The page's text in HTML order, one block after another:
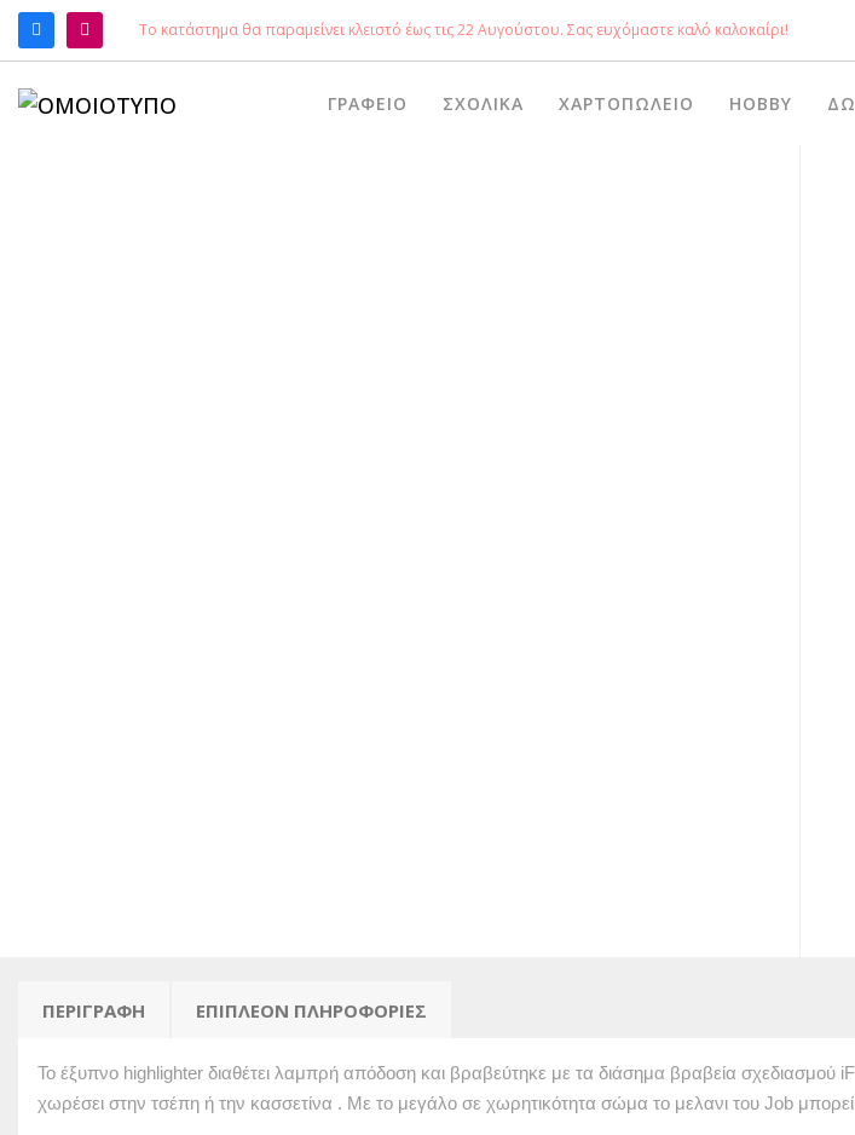
ΑΝΑΖΉΤΗΣΗ
Το κατάστημα θα παραμείνει κλειστό έως τις 22 Αυγούστου. Σας ευχόμαστε καλό καλοκαίρι!
ΓΡΑΦΕΊΟ ΣΧΟΛΙΚΆ ΧΑΡΤΟΠΩΛΕΊΟ HOBBY
ΠΕΡΙΓΡΑΦΉ ΕΠΙΠΛΈΟΝ ΠΛΗΡΟΦΟΡΊΕΣ
Το έξυπνο highlighter διαθέτει λαμπρή απόδοση και βραβεύτηκε με τα διάσημα βραβεία σχεδιασμού
χωρέσει στην τσέπη ή την κασσετίνα . Με το μεγάλο σε χωρητικότητα σώμα το μελανι του Job